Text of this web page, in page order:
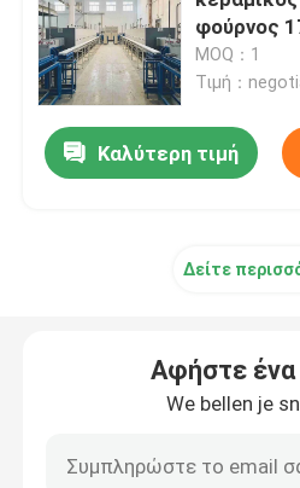
φούρνος ζωνών πλέγματος
Φούρνος τύπων παραθύρων
κλίβανος σηράγγων
φούρνος
MOQ：1
Τιμή：
Καλύτερη τιμή
Δείτε
Αφήστε ένα
We bellen je